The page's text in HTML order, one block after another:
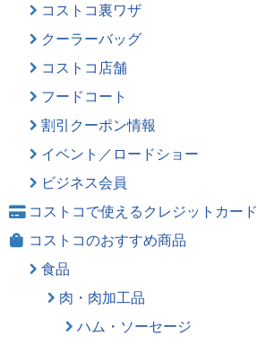
コストコ裏ワザ
クーラーバッグ
コストコ店舗
フードコート
割引クーポン情報
イベント／ロードショー
ビジネス会員
コストコで使えるクレジットカード
コストコのおすすめ商品
食品
肉・肉加工品
ハム・ソーセージ